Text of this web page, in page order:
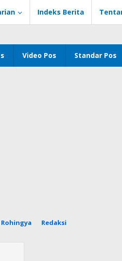
Indeks Berita
Video Pos Standar Pos
Rohingya Redaksi